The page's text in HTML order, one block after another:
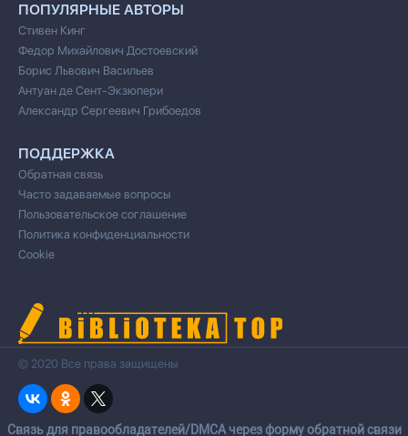
ПОПУЛЯРНЫЕ АВТОРЫ
Стивен Кинг
Федор Михайлович Достоевский
Борис Львович Васильев
Антуан де Сент-Экзюпери
Александр Сергеевич Грибоедов
ПОДДЕРЖКА
Обратная связь
Часто задаваемые вопросы
Пользовательское соглашение
Политика конфиденциальности
Cookie
© 2020 Все права защищены
Cвязь для правообладателей/DMCA через форму обратной связи